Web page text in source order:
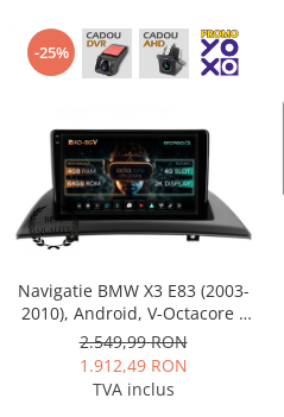
-25%
Navigatie BMW X3 E83 (2003-
2010), Android, V-Octacore /
4GB RAM + 64GB ROM, 9.5
Inch - AD-BGV9004+AD-
BGRKIT395
2.549,99 RON
1.912,49 RON
TVA inclus